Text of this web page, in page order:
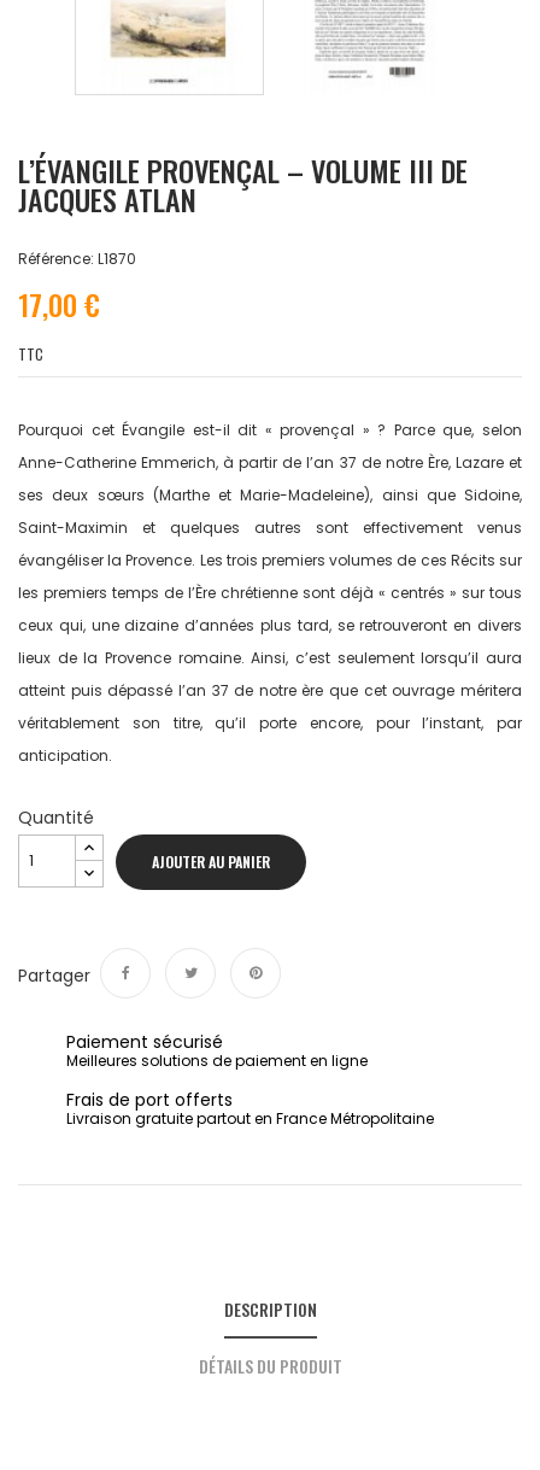
L’ÉVANGILE PROVENÇAL – VOLUME III DE
JACQUES ATLAN
Référence: L1870
17,00 €
TTC
Pourquoi cet Évangile est-il dit « provençal » ? Parce que, selon
Anne-Catherine Emmerich, à partir de l’an 37 de notre Ère, Lazare et
ses deux sœurs (Marthe et Marie-Madeleine), ainsi que Sidoine,
Saint-Maximin et quelques autres sont effectivement venus
évangéliser la Provence. Les trois premiers volumes de ces Récits sur
les premiers temps de l’Ère chrétienne sont déjà « centrés » sur tous
ceux qui, une dizaine d’années plus tard, se retrouveront en divers
lieux de la Provence romaine. Ainsi, c’est seulement lorsqu’il aura
atteint puis dépassé l’an 37 de notre ère que cet ouvrage méritera
véritablement son titre, qu’il porte encore, pour l’instant, par
anticipation.
Quantité
AJOUTER AU PANIER
Partager
Paiement sécurisé
Meilleures solutions de paiement en ligne
Frais de port offerts
Livraison gratuite partout en France Métropolitaine
DESCRIPTION
DÉTAILS DU PRODUIT